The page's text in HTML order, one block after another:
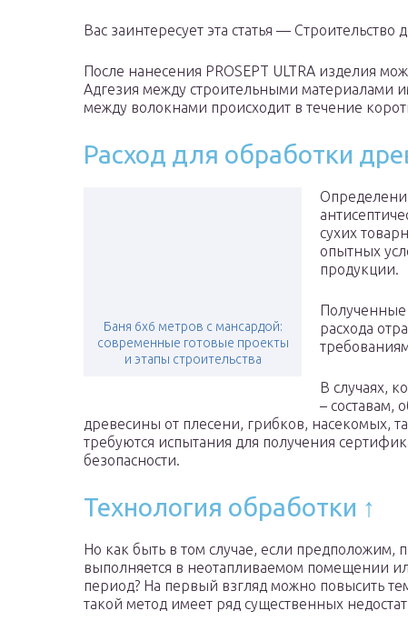
Вас заинтересует эта статья —
После нанесения PROSEPT ULTRA изделия
Адгезия между строительными материалами
между волокнами происходит в течение
Расход для обработки
Баня 6х6 метров с мансардой:
современные готовые проекты
и этапы строительства
сухих
опытных
продукции.
Полученные
расхода
В случаях,
– составам,
древесины от плесени, грибков, насекомых,
требуются испытания для получения
безопасности.
Технология обработки ↑
Но как быть в том случае, если предположим,
выполняется в неотапливаемом помещении
период? На первый взгляд можно повысить
такой метод имеет ряд существенных